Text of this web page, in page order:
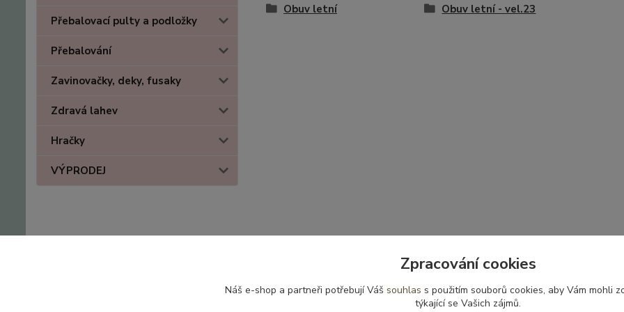
Přebalovací pulty a podložky
Přebalování
Zavinovačky, deky, fusaky
Zdravá lahev
Hračky
VÝPRODEJ
Obuv letní Obuv letní - vel.23
Zpracování cookies
Náš e-shop a partneři potřebují Váš souhlas s použitím souborů cookies, aby Vám mohli
týkající se Vašich zájmů.